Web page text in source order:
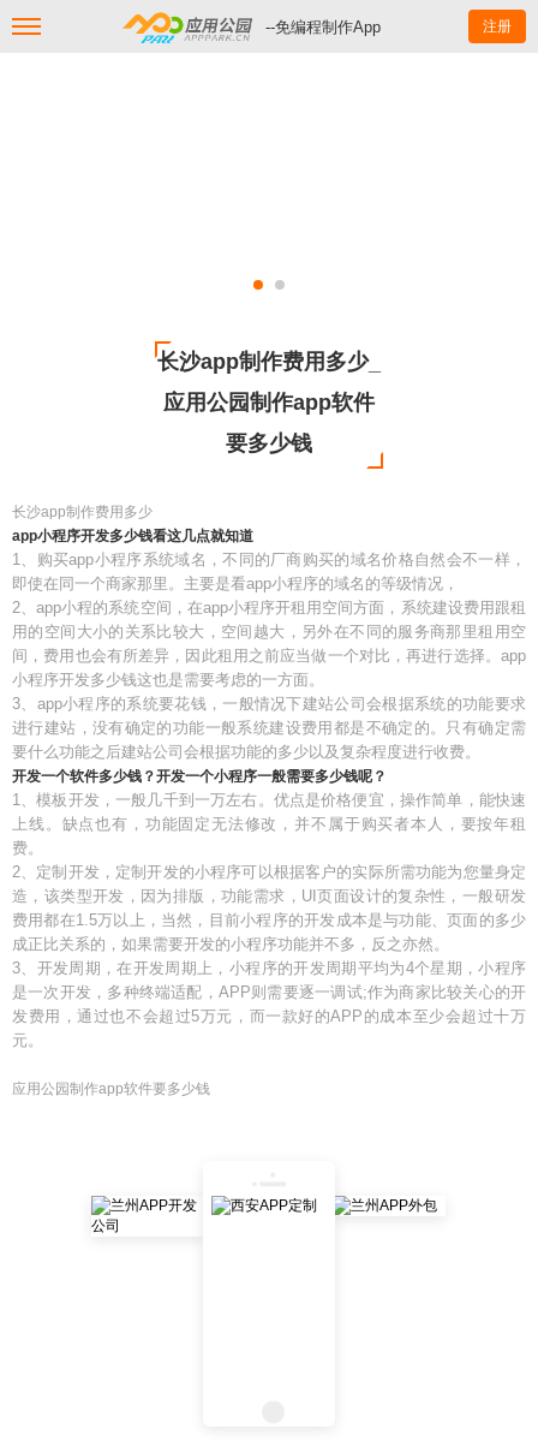
--免编程制作App 注册
长沙app制作费用多少_
应用公园制作app软件
要多少钱
长沙app制作费用多少
app小程序开发多少钱看这几点就知道
1、购买app小程序系统域名，不同的厂商购买的域名价格自然会不一样，
即使在同一个商家那里。主要是看app小程序的域名的等级情况，
2、app小程的系统空间，在app小程序开租用空间方面，系统建设费用跟租
用的空间大小的关系比较大，空间越大，另外在不同的服务商那里租用空
间，费用也会有所差异，因此租用之前应当做一个对比，再进行选择。app
小程序开发多少钱这也是需要考虑的一方面。
3、app小程序的系统要花钱，一般情况下建站公司会根据系统的功能要求
进行建站，没有确定的功能一般系统建设费用都是不确定的。只有确定需
要什么功能之后建站公司会根据功能的多少以及复杂程度进行收费。
开发一个软件多少钱？开发一个小程序一般需要多少钱呢？
1、模板开发，一般几千到一万左右。优点是价格便宜，操作简单，能快速
上线。缺点也有，功能固定无法修改，并不属于购买者本人，要按年租
费。
2、定制开发，定制开发的小程序可以根据客户的实际所需功能为您量身定
造，该类型开发，因为排版，功能需求，UI页面设计的复杂性，一般研发
费用都在1.5万以上，当然，目前小程序的开发成本是与功能、页面的多少
成正比关系的，如果需要开发的小程序功能并不多，反之亦然。
3、开发周期，在开发周期上，小程序的开发周期平均为4个星期，小程序
是一次开发，多种终端适配，APP则需要逐一调试;作为商家比较关心的开
发费用，通过也不会超过5万元，而一款好的APP的成本至少会超过十万
元。
应用公园制作app软件要多少钱